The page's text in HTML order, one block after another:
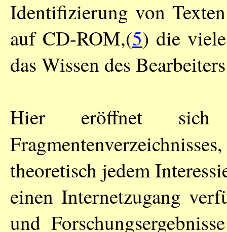
Identifizierung von
auf CD-ROM,(5) die
das Wissen des
Hier eröffnet
theoretisch jedem
einen Internetzugang
und